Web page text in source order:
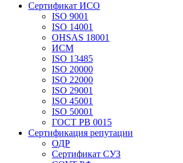
Сертификат ИСО
ISO 9001
ISO 14001
OHSAS 18001
ИСМ
ISO 13485
ISO 20000
ISO 22000
ISO 29001
ISO 45001
ISO 50001
ГОСТ РВ 0015
Сертификация репутации
ОДР
Сертификат СУЗ